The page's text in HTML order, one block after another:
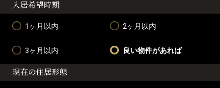
入居希望時期
1ヶ月以内 2ヶ月以内
3ヶ月以内 良い物件があれば
現在の住居形態